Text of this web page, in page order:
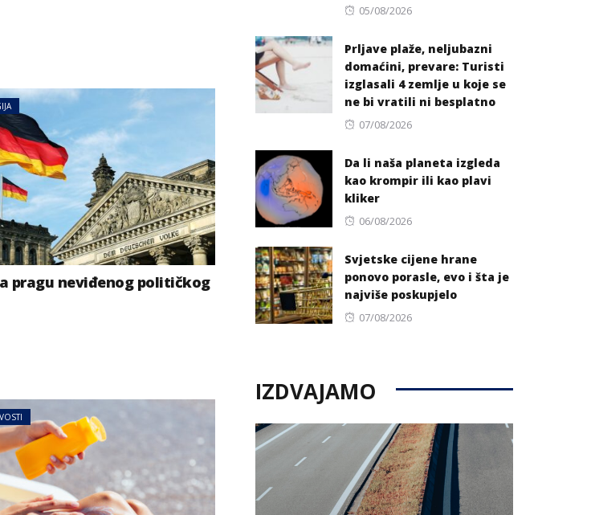
pragu neviđenog političkog
Posted
05/08/2026
Prljave plaže, neljubazni
domaćini, prevare: Turisti
izglasali 4 zemlje u koje se
ne bi vratili ni besplatno
Posted
07/08/2026
Da li naša planeta izgleda
kao krompir ili kao plavi
kliker
Posted
06/08/2026
Svjetske cijene hrane
ponovo porasle, evo i šta je
najviše poskupjelo
Posted
07/08/2026
IZDVAJAMO